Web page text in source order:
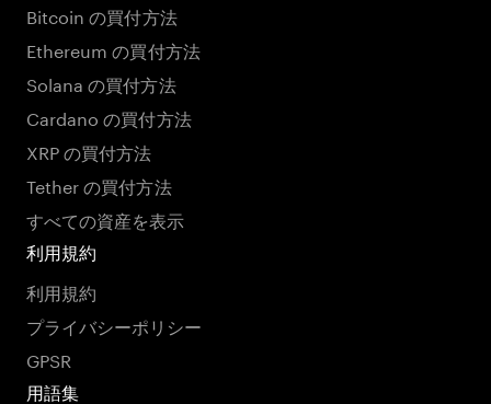
Bitcoin の買付方法
Ethereum の買付方法
Solana の買付方法
Cardano の買付方法
XRP の買付方法
Tether の買付方法
すべての資産を表示
利用規約
利用規約
プライバシーポリシー
GPSR
用語集